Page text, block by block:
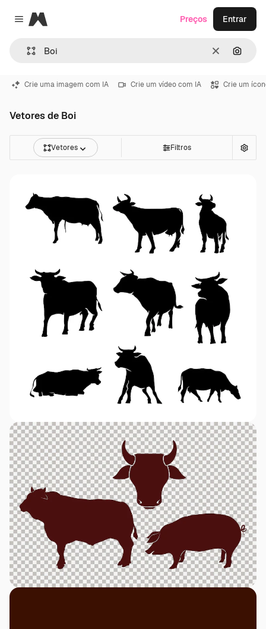
Close menu
Magnific
Limpar
Preços Entrar
Crie uma imagem com IA Crie um vídeo com IA Crie um
Vetores de Boi
Vetores Filtros